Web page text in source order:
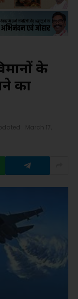
के
का
March 17,